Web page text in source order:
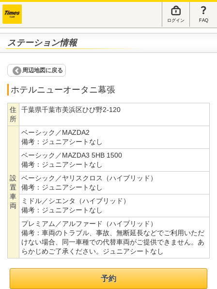
ログイン FAQ
ステーション情報
周辺地図に戻る
ホテルニューオータニ幕張
住
所
千葉県千葉市美浜区ひび野2-120
設
置
車
両
ベーシック／MAZDA2
備考： ジュニアシートなし
ベーシック／MAZDA3 5HB 1500
備考： ジュニアシートなし
ベーシック／ヤリスクロス（ハイブリッド）
備考： ジュニアシートなし
ミドル／シエンタ（ハイブリッド）
備考： ジュニアシートなし
プレミアム／アルファード（ハイブリッド）
備考： 車両のトラブル、事故、無断延長などでご利用いただ
けない場合、同一車種での代替車両がご提供できません。あ
らかじめご了承ください。ジュニアシートなし
予約